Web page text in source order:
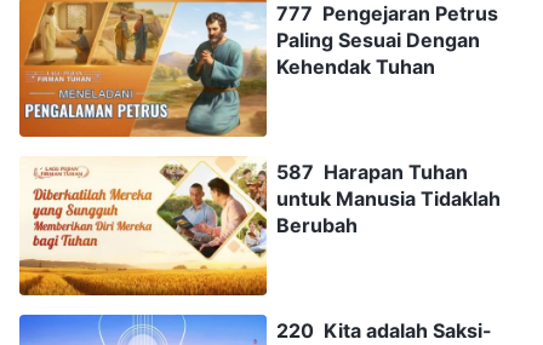
777 Pengejaran Petrus
Paling Sesuai Dengan
Kehendak Tuhan
587 Harapan Tuhan
untuk Manusia Tidaklah
Berubah
220 Kita adalah Saksi-